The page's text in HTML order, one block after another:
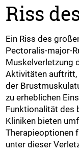
Riss
Ein Riss des
Pectoralis-major-
Muskelverletzung
Aktivitäten auftritt,
der
zu erheblichen
Funktionalität des
Kliniken bieten
Therapieoptionen
unter dieser